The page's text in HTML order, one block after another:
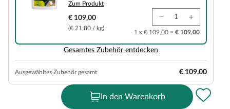
Zum Produkt
€ 109,00
(€ 21,80 / kg)
1 x € 109,00 = € 109,00
Gesamtes Zubehör entdecken
Ausgewähltes Zubehör gesamt € 109,00
In den Warenkorb